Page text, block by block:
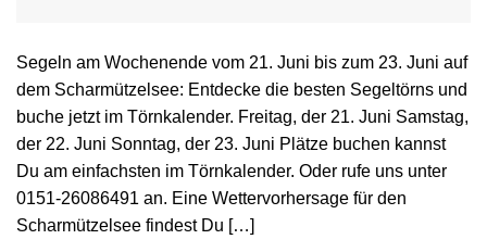
Segeln am Wochenende vom 21. Juni bis zum 23. Juni auf
dem Scharmützelsee: Entdecke die besten Segeltörns und
buche jetzt im Törnkalender. Freitag, der 21. Juni Samstag,
der 22. Juni Sonntag, der 23. Juni Plätze buchen kannst
Du am einfachsten im Törnkalender. Oder rufe uns unter
0151-26086491 an. Eine Wettervorhersage für den
Scharmützelsee findest Du […]